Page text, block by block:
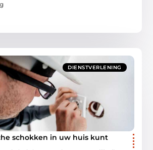
DIENSTVERLENING
schokken in uw huis kunt